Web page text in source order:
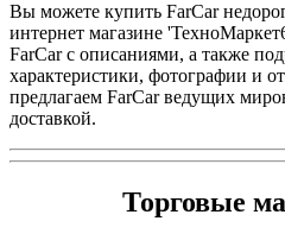
Вы можете купить FarCar
интернет магазине
FarCar с описаниями, а также
характеристики, фотографии и
предлагаем FarCar ведущих
доставкой.
Торговые